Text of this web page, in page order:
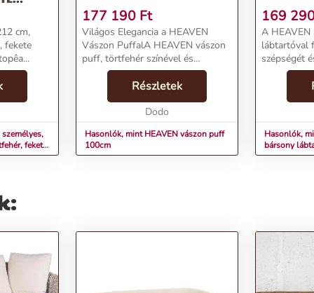
cm,
fekete
fekete
177 190 Ft
Világos Elegancia a HEAVEN
Vászon PuffalA HEAVEN vászon
puff, törtfehér színével és
kifinomult designjával, egy igazi
designer darab, amely kiválóan
illeszkedik bármilyen lakásba. A
tágas és könnyű fo...
Részletek
Dodo
Hasonlók, mint HEAVEN vászon puff
100cm
169
A HEAVEN
lábtartóval
szépségét
lenyűgöző
mutat
térben. Ez
Hasonlók,
bársony